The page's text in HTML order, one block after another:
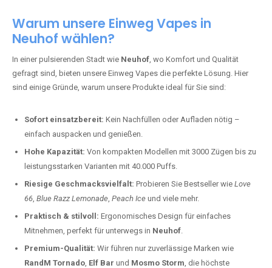
Warum unsere Einweg Vapes in
Neuhof wählen?
In einer pulsierenden Stadt wie Neuhof, wo Komfort und Qualität
gefragt sind, bieten unsere Einweg Vapes die perfekte Lösung. Hier
sind einige Gründe, warum unsere Produkte ideal für Sie sind:
Sofort einsatzbereit: Kein Nachfüllen oder Aufladen nötig –
einfach auspacken und genießen.
Hohe Kapazität: Von kompakten Modellen mit 3000 Zügen bis zu
leistungsstarken Varianten mit 40.000 Puffs.
Riesige Geschmacksvielfalt: Probieren Sie Bestseller wie Love
66, Blue Razz Lemonade, Peach Ice und viele mehr.
Praktisch & stilvoll: Ergonomisches Design für einfaches
Mitnehmen, perfekt für unterwegs in Neuhof.
Premium-Qualität: Wir führen nur zuverlässige Marken wie
RandM Tornado, Elf Bar und Mosmo Storm, die höchste